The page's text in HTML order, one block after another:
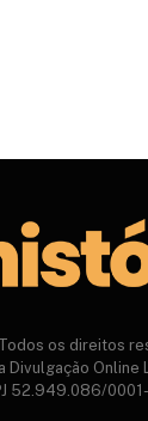
os direitos
Divulgação Online
52.949.086/